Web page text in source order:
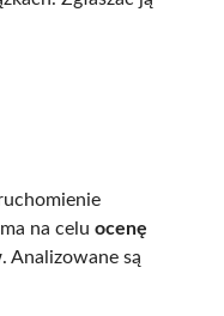
na celu ocenę
. Analizowane są